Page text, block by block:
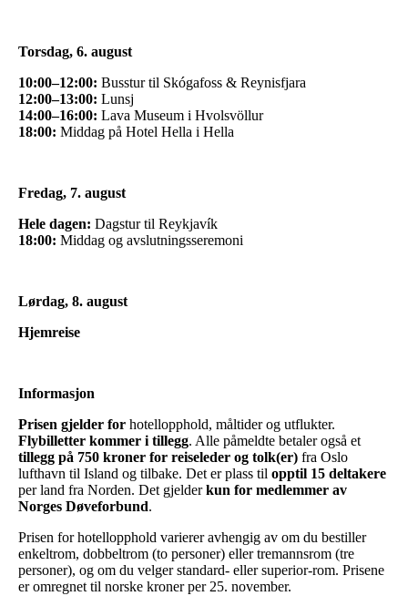
Torsdag, 6. august
10:00–12:00: Busstur til Skógafoss & Reynisfjara
12:00–13:00: Lunsj
14:00–16:00: Lava Museum i Hvolsvöllur
18:00: Middag på Hotel Hella i Hella
Fredag, 7. august
Hele dagen: Dagstur til Reykjavík
18:00: Middag og avslutningsseremoni
Lørdag, 8. august
Hjemreise
Informasjon
Prisen gjelder for hotellopphold, måltider og utflukter.
Flybilletter kommer i tillegg. Alle påmeldte betaler også et
tillegg på 750 kroner for reiseleder og tolk(er) fra Oslo
lufthavn til Island og tilbake. Det er plass til opptil 15 deltakere
per land fra Norden. Det gjelderkun for medlemmer av
Norges Døveforbund.
Prisen for hotellopphold varierer avhengig av om du bestiller
enkeltrom, dobbeltrom (to personer) eller tremannsrom (tre
personer), og om du velger standard- eller superior-rom. Prisene
er omregnet til norske kroner per 25. november.